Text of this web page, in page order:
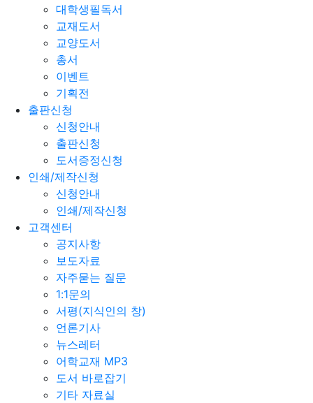
대학생필독서
교재도서
교양도서
총서
이벤트
기획전
출판신청
신청안내
출판신청
도서증정신청
인쇄/제작신청
신청안내
인쇄/제작신청
고객센터
공지사항
보도자료
자주묻는 질문
1:1문의
서평(지식인의 창)
언론기사
뉴스레터
어학교재 MP3
도서 바로잡기
기타 자료실